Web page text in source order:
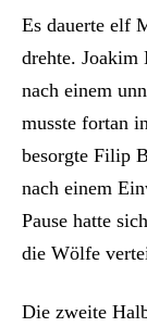
Es dauerte elf
drehte.
nach einem
musste fortan
besorgte Filip
nach einem
Pause hatte
die Wölfe
Die zweite